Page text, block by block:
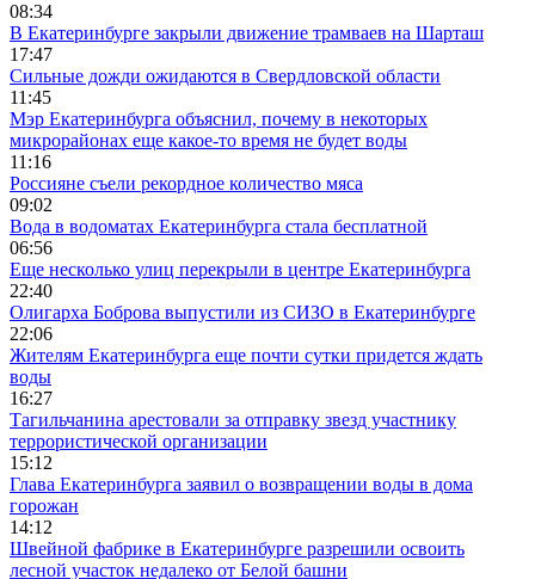
08:34
В Екатеринбурге закрыли движение трамваев на Шарташ
17:47
Сильные дожди ожидаются в Свердловской области
11:45
Мэр Екатеринбурга объяснил, почему в некоторых
микрорайонах еще какое-то время не будет воды
11:16
Россияне съели рекордное количество мяса
09:02
Вода в водоматах Екатеринбурга стала бесплатной
06:56
Еще несколько улиц перекрыли в центре Екатеринбурга
22:40
Олигарха Боброва выпустили из СИЗО в Екатеринбурге
22:06
Жителям Екатеринбурга еще почти сутки придется ждать
воды
16:27
Тагильчанина арестовали за отправку звезд участнику
террористической организации
15:12
Глава Екатеринбурга заявил о возвращении воды в дома
горожан
14:12
Швейной фабрике в Екатеринбурге разрешили освоить
лесной участок недалеко от Белой башни